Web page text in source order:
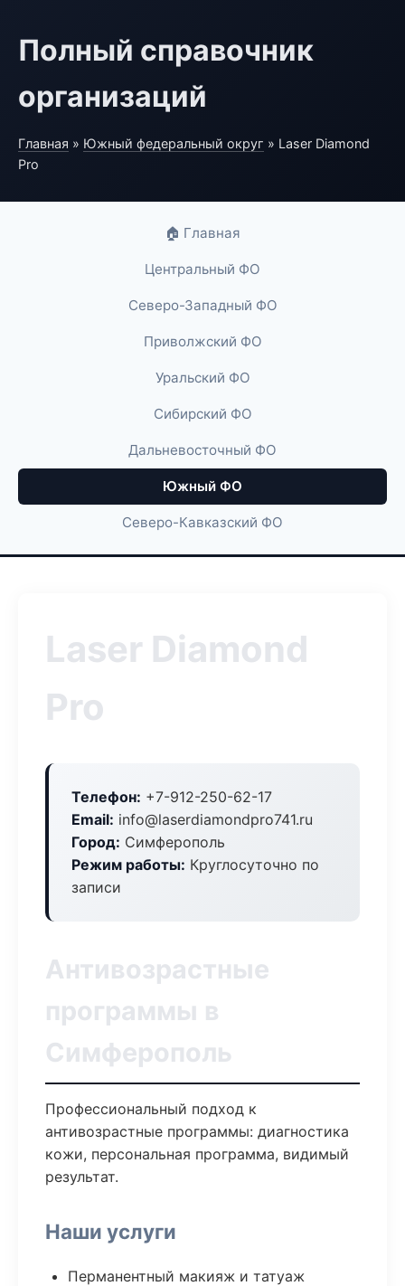
Полный справочник
организаций
Главная » Южный федеральный округ » Laser Diamond
Pro
🏠 Главная
Центральный ФО
Северо-Западный ФО
Приволжский ФО
Уральский ФО
Сибирский ФО
Дальневосточный ФО
Южный ФО
Северо-Кавказский ФО
Laser Diamond
Pro
Телефон: +7-912-250-62-17
Email: info@laserdiamondpro741.ru
Город: Симферополь
Режим работы: Круглосуточно по
записи
Антивозрастные
программы в
Симферополь
Профессиональный подход к
антивозрастные программы: диагностика
кожи, персональная программа, видимый
результат.
Наши услуги
Перманентный макияж и татуаж